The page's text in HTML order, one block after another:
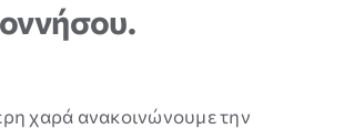
χαρά ανακοινώνουμε την